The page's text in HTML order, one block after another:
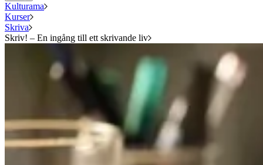
Kulturama
Kurser
Skriva
Skriv! – En ingång till ett skrivande liv